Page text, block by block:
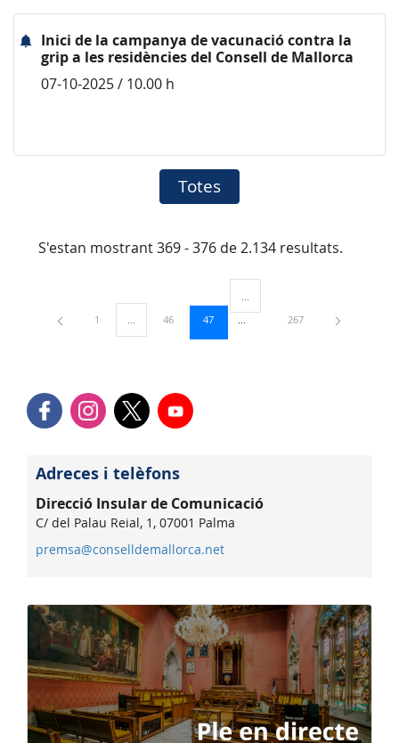
Inici de la campanya de vacunació contra la
grip a les residències del Consell de Mallorca
07-10-2025 / 10.00 h
Totes
S'estan mostrant 369 - 376 de 2.134 resultats.
Pàgina
1 ...Pàgines intermèdies Utilitzeu TAB per navegar.
Pàgina
46 Pàgina
47
Pàgines intermèdies Utilitzeu
Pàgina
267
Adreces i telèfons
Direcció Insular de Comunicació
C/ del Palau Reial, 1, 07001 Palma
premsa@conselldemallorca.net